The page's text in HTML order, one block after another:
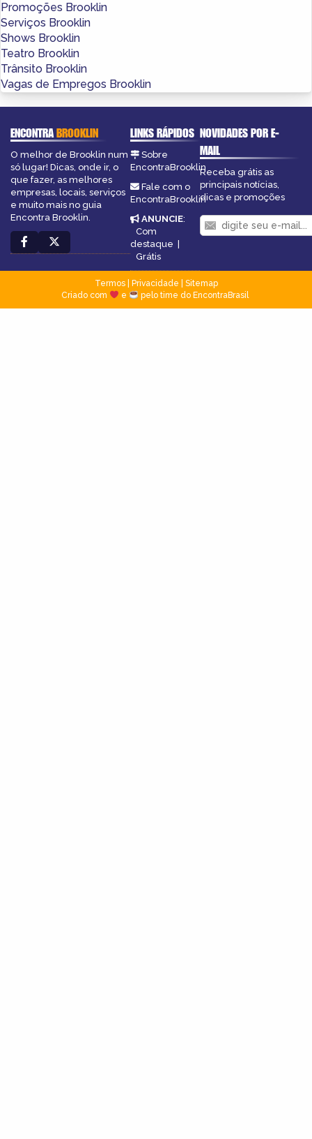
Promoções Brooklin
Serviços Brooklin
Shows Brooklin
Teatro Brooklin
Trânsito Brooklin
Vagas de Empregos Brooklin
ENCONTRABROOKLIN
O melhor de Brooklin num
só lugar! Dicas, onde ir, o
que fazer, as melhores
empresas, locais, serviços
e muito mais no guia
Encontra Brooklin.
LINKS RÁPIDOS
Sobre
EncontraBrooklin
Fale com o
EncontraBrooklin
ANUNCIE:
Com
destaque
Grátis
NOVIDADES POR E-
MAIL
Receba grátis as
principais notícias,
dicas e promoções
Termos| Privacidade
Sitemap
Criado com
e pelo time do EncontraBrasil